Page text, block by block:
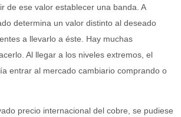
de ese valor establecer una banda. A
determina un valor distinto al deseado
a llevarlo a éste. Hay muchas
Al llegar a los niveles extremos, el
entrar al mercado cambiario comprando o
precio internacional del cobre, se pudiese